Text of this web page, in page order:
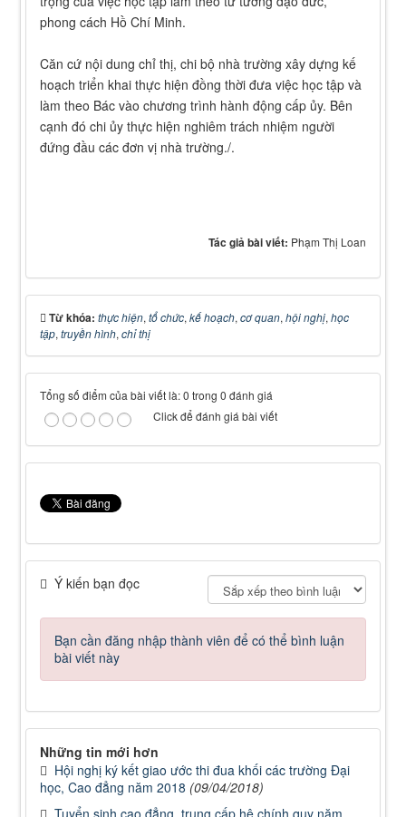
phong cách Hồ Chí Minh.
Căn cứ nội dung chỉ thị, chi bộ nhà trường xây dựng kế
hoạch triển khai thực hiện đồng thời đưa việc học tập và
làm theo Bác vào chương trình hành động cấp ủy. Bên
cạnh đó chi ủy thực hiện nghiêm trách nhiệm người
đứng đầu các đơn vị nhà trường./.
Tác giả bài viết: Phạm Thị Loan
Từ khóa:thực hiện,tổ chức,kế hoạch,cơ quan,hội nghị,học
tập,truyền hình,chỉ thị
Tổng số điểm của bài viết là: 0 trong 0 đánh giá
Click để đánh giá bài viết
Ý kiến bạn đọc
Bạn cần đăng nhập thành viên để có thể bình luận
bài viết này
Những tin mới hơn
Hội nghị ký kết giao ước thi đua khối các trường Đại
học, Cao đẳng năm 2018 (09/04/2018)
Tuyển sinh cao đẳng, trung cấp hệ chính quy năm